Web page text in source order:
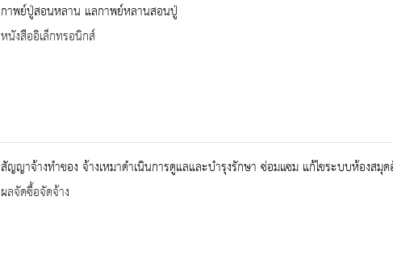
กาพย์ปู่สอนหลาน แลกาพย์หลานสอนปู่
หนังสืออิเล็กทรอนิกส์
สัญญาจ้างทำของ จ้างเหมาดำเนินการดูแลและบำรุงรักษา ซ่อมแซม แก้ไขระบบห้องสมุ
ผลจัดซื้อจัดจ้าง